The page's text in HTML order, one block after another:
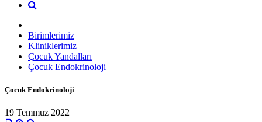
Birimlerimiz
Kliniklerimiz
Çocuk Yandalları
Çocuk Endokrinoloji
Çocuk Endokrinoloji
19 Temmuz 2022